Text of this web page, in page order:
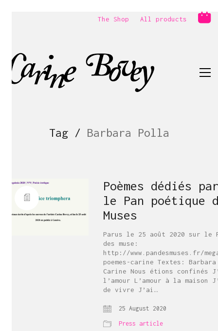
The Shop All products
Tag / Barbara Polla
Poèmes dédiés
le Pan poétique
Muses
Parus le 25 août 2020 sur le
des muse:
http://www.pandesmuses.fr/
poemes-carine Textes:
Carine Nous étions confinés
l’amour L’amour à la maison
de vivre J’ai…
25 August 2020
Press article